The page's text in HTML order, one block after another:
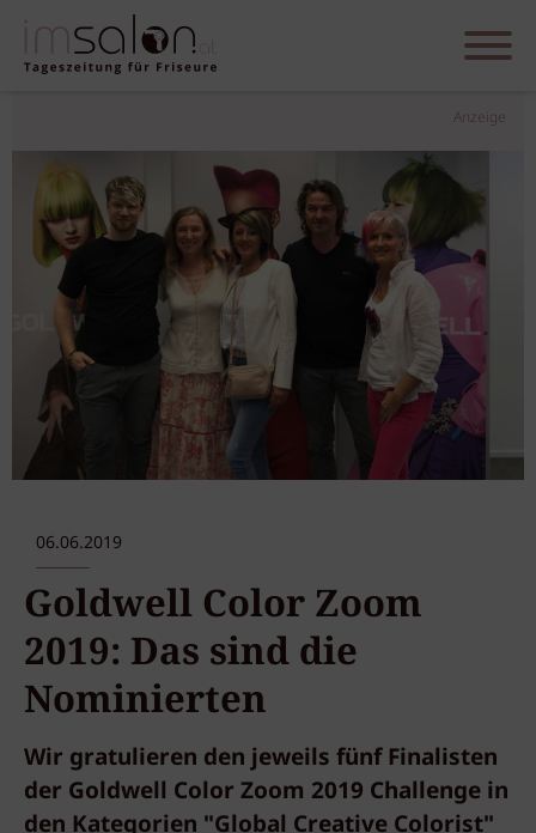
Anzeige
06.06.2019
Goldwell Color Zoom
2019: Das sind die
Nominierten
Wir gratulieren den jeweils fünf Finalisten
der Goldwell Color Zoom 2019 Challenge in
den Kategorien "Global Creative Colorist"